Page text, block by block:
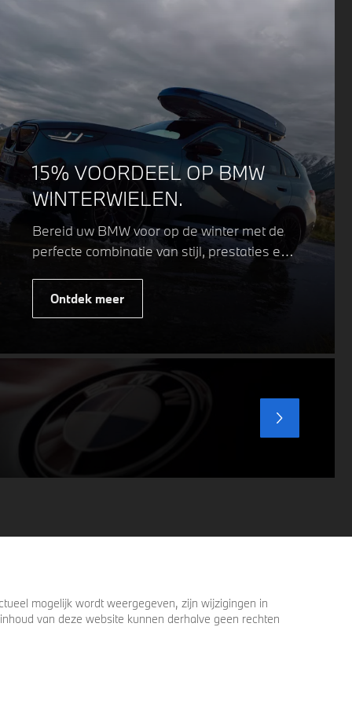
15% VOORDEEL OP BMW
WINTERWIELEN.
Bereid uw BMW voor op de winter met de
perfecte combinatie van stijl, prestaties en
of elegante look, onze winterwielen zijn
uitdagende weersomstandigheden.
Profiteer nu van15% voordeel.
Ontdek meer
mogelijk wordt weergegeven, zijn wijzigingen in
van deze website kunnen derhalve geen rechten